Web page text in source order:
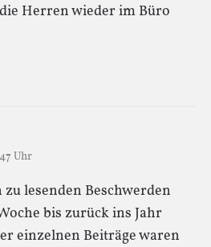
Herren wieder im Büro
Uhr
lesenden Beschwerden
bis zurück ins Jahr
einzelnen Beiträge waren